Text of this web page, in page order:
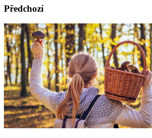
Předchozí